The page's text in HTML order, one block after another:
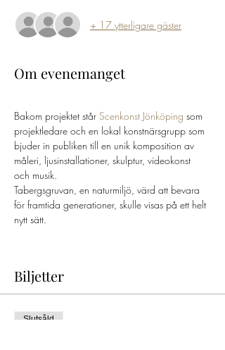
+ 17 ytterligare gäster
Om evenemanget
Bakom projektet står Scenkonst Jönköping som
projektledare och en lokal konstnärsgrupp som
bjuder in publiken till en unik komposition av
måleri, ljusinstallationer, skulptur, videokonst
och musik.
Tabergsgruvan, en naturmiljö, värd att bevara
för framtida generationer, skulle visas på ett helt
Biljetter
Slutsåld